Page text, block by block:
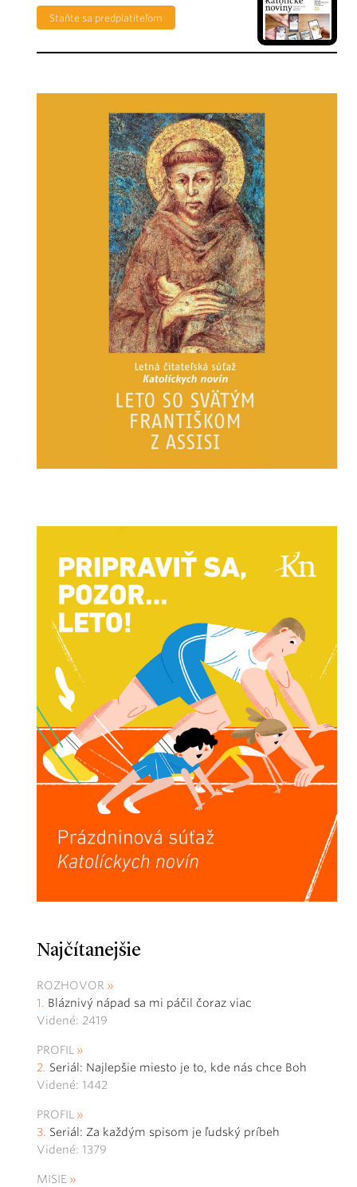
Staňte sa predplatiteľom
Najčítanejšie
ROZHOVOR
Bláznivý nápad sa mi páčil čoraz viac
Videné: 2419
PROFIL
Seriál: Najlepšie miesto je to, kde nás chce Boh
Videné: 1442
PROFIL
Seriál: Za každým spisom je ľudský príbeh
Videné: 1379
MISIE